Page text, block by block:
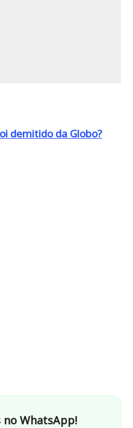
demitido da Globo?
no WhatsApp!